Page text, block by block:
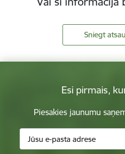
Sniegt
Esi pirmais,
Piesakies jaunumu